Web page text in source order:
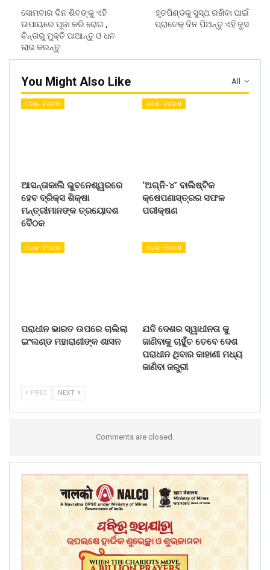
ସୋମବାର ଦିନ ଶିବଙ୍କୁ ଏହି
ଉପାୟରେ ପୂଜା କରି ରୋଗ ,
ଚିନ୍ତାରୁ ମୁକ୍ତି ପାଆନ୍ତୁ ଓ ଧନ
ଲାଭ କରନ୍ତୁ
ହୃତପିଣ୍ଡକୁ ସୁସ୍ଥ ରଖିବା ପାଇଁ
ପ୍ରାତେକ୍ ଦିନ ପିଅନ୍ତୁ ଏହି ଜୁସ
All
You Might Also Like
ଦେଶ- ବିଦେଶ
ଆସନ୍ତାକାଲି ଭୁବନେଶ୍ୱରରେ
ହେବ ବ୍ରିକ୍ସ ଶିକ୍ଷା
ମନ୍ତ୍ରୀମାନଙ୍କ ତ୍ରୟୋଦଶ
ବୈଠକ
ଦେଶ- ବିଦେଶ
‘ଅଗ୍ନି-୪’ ବାଲିଷ୍ଟିକ
କ୍ଷେପଣାସ୍ତ୍ରର ସଫଳ
ପରୀକ୍ଷଣ
ଦେଶ- ବିଦେଶ
ପରାଧୀନ ଭାରତ ଉପରେ ଚାଲିଲା
ଇଂଲଣ୍ଡ ମହାରାଣୀଙ୍କ ଶାସନ
ଦେଶ- ବିଦେଶ
ଯଦି ଦେଶର ସ୍ୱାଧୀନତା କୁ
ଜାଣିବାକୁ ଚାହୁଁଚ ତେବେ ଦେଶ
ପରାଧୀନ ଥିବାର କାହାଣୀ ମଧ୍ୟ
ଜାଣିବା ଜରୁରୀ
PREV NEXT
Comments are closed.